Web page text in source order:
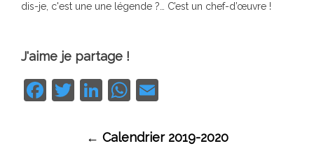
dis-je, c'est une une légende ?… C’est un chef-d’œuvre !
J'aime je partage !
Facebook
Twitter
LinkedIn
WhatsApp
Navigation
← Calendrier 2019-2020